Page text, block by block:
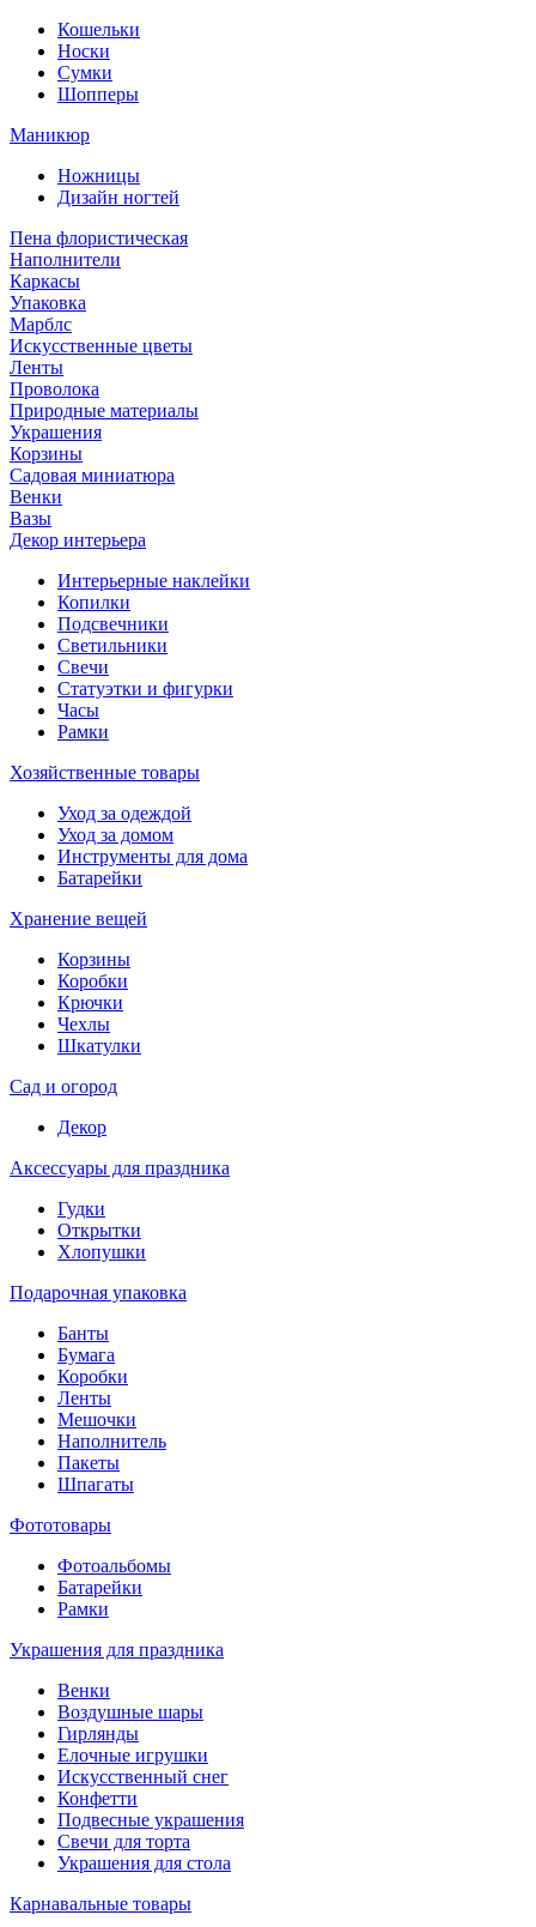
Кошельки
Носки
Сумки
Шопперы
Маникюр
Ножницы
Дизайн ногтей
Пена флористическая
Наполнители
Каркасы
Упаковка
Марблс
Искусственные цветы
Ленты
Проволока
Природные материалы
Украшения
Корзины
Садовая миниатюра
Венки
Вазы
Декор интерьера
Интерьерные наклейки
Копилки
Подсвечники
Светильники
Свечи
Статуэтки и фигурки
Часы
Рамки
Хозяйственные товары
Уход за одеждой
Уход за домом
Инструменты для дома
Батарейки
Хранение вещей
Корзины
Коробки
Крючки
Чехлы
Шкатулки
Сад и огород
Декор
Аксессуары для праздника
Гудки
Открытки
Хлопушки
Подарочная упаковка
Банты
Бумага
Коробки
Ленты
Мешочки
Наполнитель
Пакеты
Шпагаты
Фототовары
Фотоальбомы
Батарейки
Рамки
Украшения для праздника
Венки
Воздушные шары
Гирлянды
Елочные игрушки
Искусственный снег
Конфетти
Подвесные украшения
Свечи для торта
Украшения для стола
Карнавальные товары